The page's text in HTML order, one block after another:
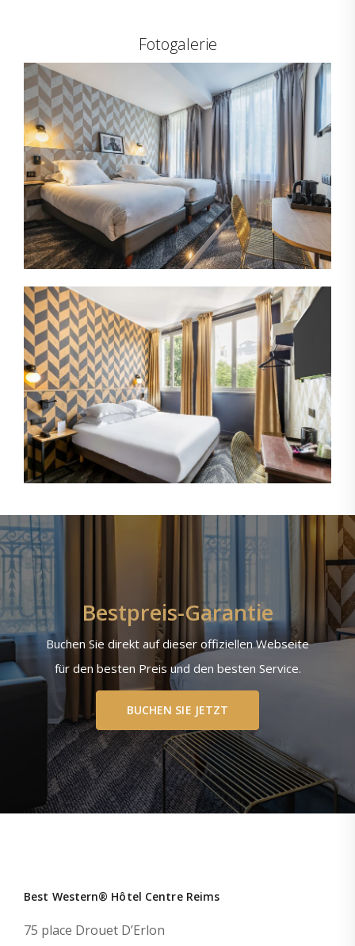
Fotogalerie
Bestpreis-Garantie
Buchen Sie direkt auf dieser offiziellen Webseite
für den besten Preis und den besten Service.
BUCHEN SIE JETZT
Best Western® Hôtel Centre Reims
75 place Drouet D’Erlon